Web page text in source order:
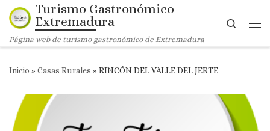
Saltar al contenido
Turismo Gastronómico
Extremadura
Página web de turismo gastronómico de Extremadura
Search
Inicio » Casas Rurales » RINCÓN DEL VALLE DEL JERTE